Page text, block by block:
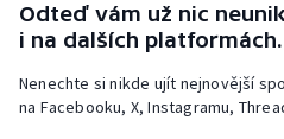
Odteď vám už nic
i na dalších platformách.
Nenechte si nikde ujít nejnovější
na Facebooku, X, Instagramu,